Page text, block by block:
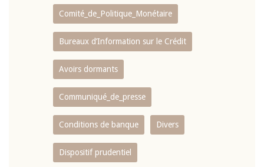
Comité_de_Politique_Monétaire
Bureaux d’Information sur le Crédit
Avoirs dormants
Communiqué_de_presse
Conditions de banque Divers
Dispositif prudentiel